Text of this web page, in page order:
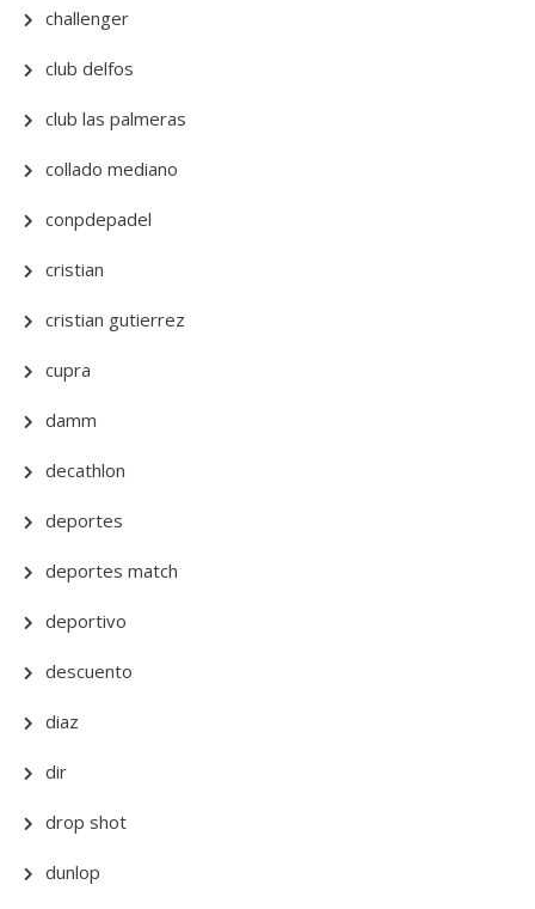
challenger
club delfos
club las palmeras
collado mediano
conpdepadel
cristian
cristian gutierrez
cupra
damm
decathlon
deportes
deportes match
deportivo
descuento
diaz
dir
drop shot
dunlop